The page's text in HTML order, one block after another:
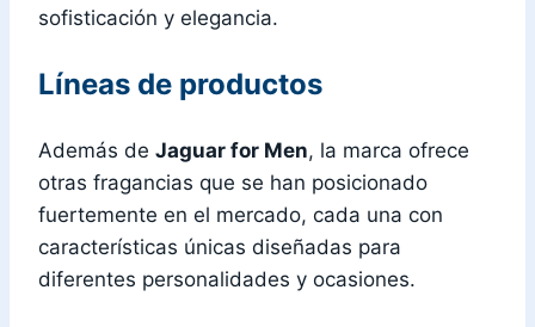
sofisticación y elegancia.
Líneas de productos
Además de Jaguar for Men, la marca ofrece
otras fragancias que se han posicionado
fuertemente en el mercado, cada una con
características únicas diseñadas para
diferentes personalidades y ocasiones.